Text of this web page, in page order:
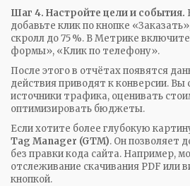
Шаг 4. Настройте цели и события.
добавьте клик по кнопке
скролл до 75 %. В Метрике
формы», «Клик по телефону».
После этого в отчётах появятся
действия приводят к конверсии.
источники трафика, оценивать
оптимизировать бюджеты.
Если хотите более глубокую
Tag Manager (GTM). Он позволяет
без правки кода сайта. Например,
отслеживание скачивания PDF или
кнопкой.